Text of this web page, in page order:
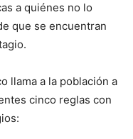
a quiénes no lo
que se encuentran
llama a la población a
cinco reglas con